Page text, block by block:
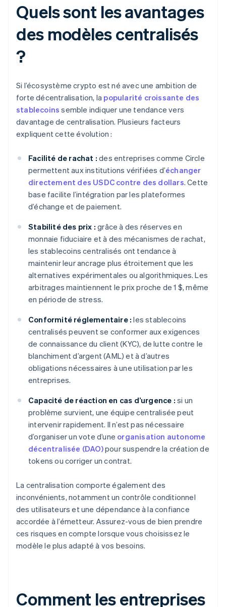
Quels sont les avantages
des modèles centralisés
?
Si l’écosystème crypto est né avec une ambition de
forte décentralisation, la popularité croissante des
stablecoins semble indiquer une tendance vers
davantage de centralisation. Plusieurs facteurs
expliquent cette évolution :
Facilité de rachat : des entreprises comme Circle
permettent aux institutions vérifiées d’échanger
directement des USDC contre des dollars. Cette
base facilite l’intégration par les plateformes
d’échange et de paiement.
Stabilité des prix : grâce à des réserves en
monnaie fiduciaire et à des mécanismes de rachat,
les stablecoins centralisés ont tendance à
maintenir leur ancrage plus étroitement que les
alternatives expérimentales ou algorithmiques. Les
arbitrages maintiennent le prix proche de 1 $, même
en période de stress.
Conformité réglementaire : les stablecoins
centralisés peuvent se conformer aux exigences
de connaissance du client (KYC), de lutte contre le
blanchiment d’argent (AML) et à d’autres
obligations nécessaires à une utilisation par les
entreprises.
Capacité de réaction en cas d’urgence : si un
problème survient, une équipe centralisée peut
intervenir rapidement. Il n’est pas nécessaire
d’organiser un vote d’une organisation autonome
décentralisée (DAO)pour suspendre la création de
tokens ou corriger un contrat.
La centralisation comporte également des
inconvénients, notamment un contrôle conditionnel
des utilisateurs et une dépendance à la confiance
accordée à l’émetteur. Assurez-vous de bien prendre
ces risques en compte lorsque vous choisissez le
modèle le plus adapté à vos besoins.
Comment les entreprises